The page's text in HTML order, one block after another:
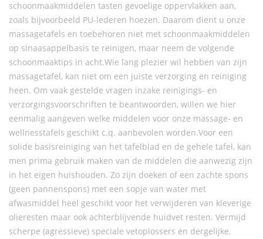
schoonmaakmiddelen tasten gevoelige oppervlakken aan,
zoals bijvoorbeeld PU-lederen hoezen. Daarom dient u onze
massagetafels en toebehoren niet met schoonmaakmiddelen
op sinaasappelbasis te reinigen, maar neem de volgende
schoonmaaktips in acht.Wie lang plezier wil hebben van zijn
massagetafel, kan niet om een juiste verzorging en reiniging
heen. Om vaak gestelde vragen inzake reinigings- en
verzorgingsvoorschriften te beantwoorden, willen we hier
eenmalig aangeven welke middelen voor onze massage- en
wellnesstafels geschikt c.q. aanbevolen worden.Voor een
solide basisreiniging van het tafelblad en de gehele tafel, kan
men prima gebruik maken van de middelen die aanwezig zijn
in het eigen huishouden. Zo zijn doeken of een zachte spons
(geen pannenspons) met een sopje van water met
afwasmiddel heel geschikt voor het verwijderen van kleverige
olieresten maar ook achterblijvende huidvet resten. Vermijd
scherpe (agressieve) speciale vetoplossers en dergelijke,